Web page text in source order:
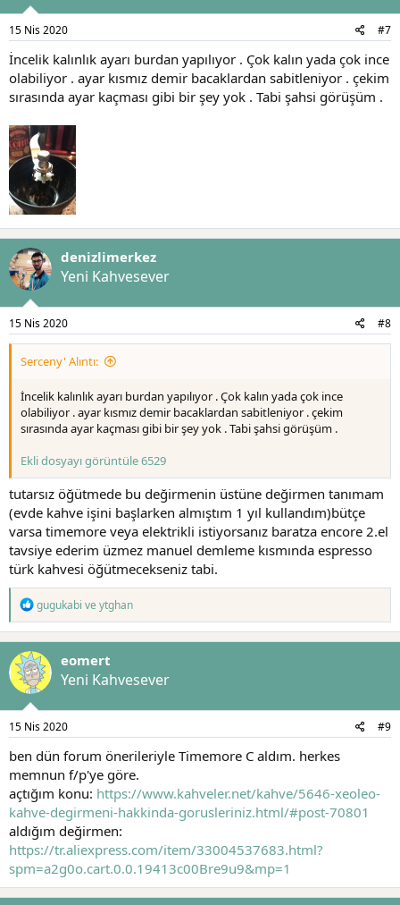
15 Nis 2020 #7
İncelik kalınlık ayarı burdan yapılıyor . Çok kalın yada çok ince
olabiliyor . ayar kısmız demir bacaklardan sabitleniyor . çekim
sırasında ayar kaçması gibi bir şey yok . Tabi şahsi görüşüm .
denizlimerkez
Yeni Kahvesever
15 Nis 2020 #8
Serceny' Alıntı:
İncelik kalınlık ayarı burdan yapılıyor . Çok kalın yada çok ince
olabiliyor . ayar kısmız demir bacaklardan sabitleniyor . çekim
sırasında ayar kaçması gibi bir şey yok . Tabi şahsi görüşüm .
Ekli dosyayı görüntüle 6529
tutarsız öğütmede bu değirmenin üstüne değirmen tanımam
(evde kahve işini başlarken almıştım 1 yıl kullandım)bütçe
varsa timemore veya elektrikli istiyorsanız baratza encore 2.el
tavsiye ederim üzmez manuel demleme kısmında espresso
türk kahvesi öğütmecekseniz tabi.
T
e
p
k
i
l
e
r
gugukabi ve ytghan
eomert
Yeni Kahvesever
15 Nis 2020 #9
ben dün forum önerileriyle Timemore C aldım. herkes
memnun f/p'ye göre.
açtığım konu: https://www.kahveler.net/kahve/5646-xeoleo-
kahve-degirmeni-hakkinda-gorusleriniz.html/#post-70801
aldığım değirmen:
https://tr.aliexpress.com/item/33004537683.html?
spm=a2g0o.cart.0.0.19413c00Bre9u9&mp=1